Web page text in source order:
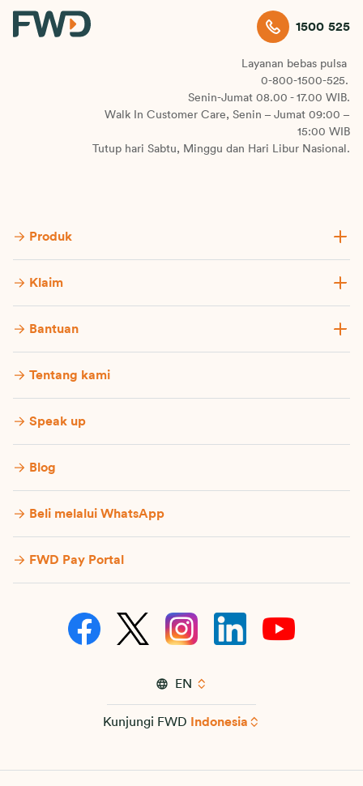
1500 525
Layanan bebas pulsa
0-800-1500-525.
Senin-Jumat 08.00 - 17.00 WIB.
Walk In Customer Care, Senin – Jumat 09:00 –
15:00 WIB
Tutup hari Sabtu, Minggu dan Hari Libur Nasional.
Produk
Klaim
Bantuan
Tentang kami
Speak up
Blog
Beli melalui WhatsApp
FWD Pay Portal
EN
Kunjungi FWD Indonesia